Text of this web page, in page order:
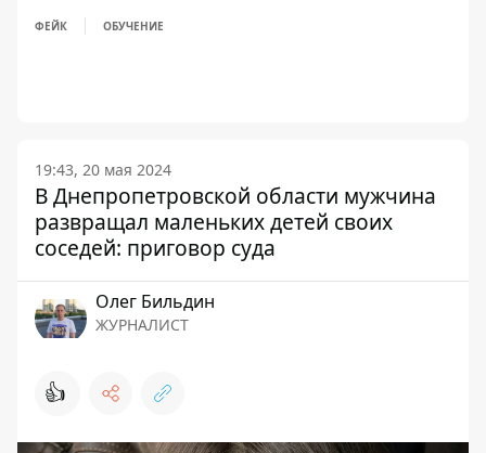
ФЕЙК ОБУЧЕНИЕ
19:43, 20 мая 2024
В Днепропетровской области мужчина
развращал маленьких детей своих
соседей: приговор суда
Олег Бильдин
ЖУРНАЛИСТ
👍